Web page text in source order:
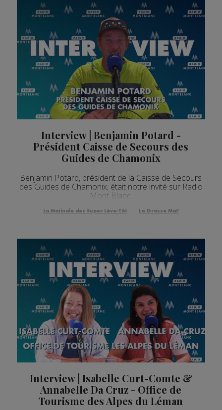
Interview | Benjamin Potard -
Président Caisse de Secours des
Guides de Chamonix
Benjamin Potard, président de la Caisse de Secours
des Guides de Chamonix, était notre invité sur Radio
Mont Blanc.
La Matinale des Super Lève-Tôt La Grasse Mat'
Interview | Isabelle Curt-Comte &
Annabelle Da Cruz - Office de
Tourisme des Alpes du Léman